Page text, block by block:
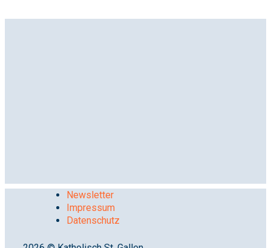
Newsletter
Impressum
Datenschutz